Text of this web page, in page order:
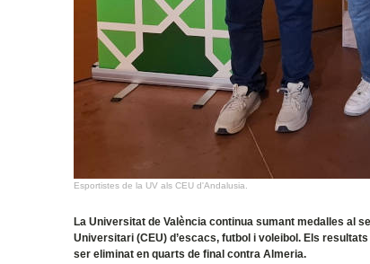
Esportistes de la UV als CEU d'Andalusia.
La Universitat de València continua sumant medalles al
Universitari (CEU) d’escacs, futbol i voleibol. Els
ser eliminat en quarts de final contra Almeria.